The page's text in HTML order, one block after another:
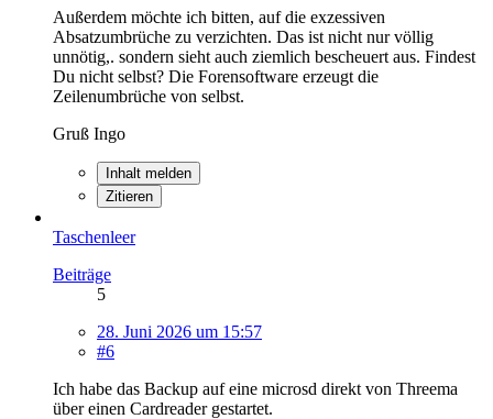
Außerdem möchte ich bitten, auf die exzessiven
Absatzumbrüche zu verzichten. Das ist nicht nur völlig
unnötig,. sondern sieht auch ziemlich bescheuert aus. Findest
Du nicht selbst? Die Forensoftware erzeugt die
Zeilenumbrüche von selbst.
Gruß Ingo
Inhalt melden
Zitieren
Taschenleer
Beiträge
5
28. Juni 2026 um 15:57
#6
Ich habe das Backup auf eine microsd direkt von Threema
über einen Cardreader gestartet.